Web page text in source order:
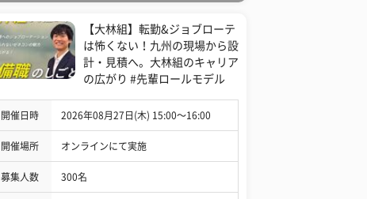
【大林組】転勤&ジョブローテ
は怖くない！九州の現場から設
計・見積へ。大林組のキャリア
の広がり #先輩ロールモデル
開催日時 2026年08月27日(木) 15:00〜16:00
開催場所 オンラインにて実施
募集人数 300名